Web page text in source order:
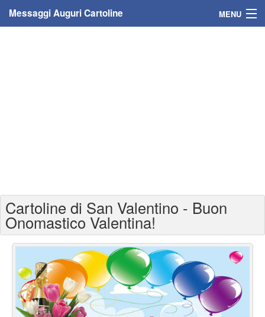
Messaggi Auguri Cartoline MENU
Cartoline auguri anni
Cartoline giorni anno
Cartoline giorni settimana
Cartoline musicali
Cartoline di San Valentino - Buon
Onomastico Valentina!